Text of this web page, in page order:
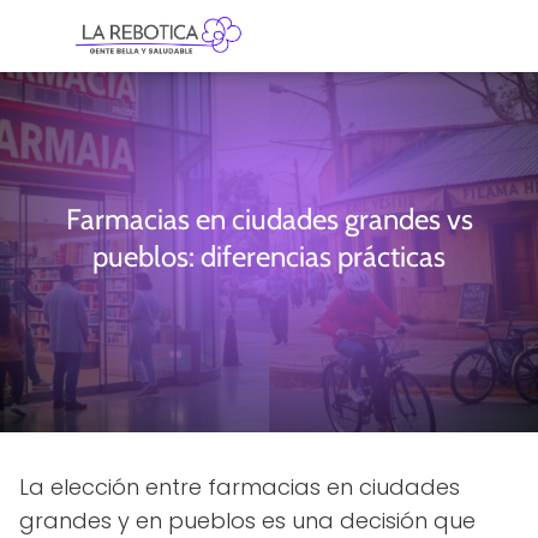
Farmacias en ciudades grandes vs
pueblos: diferencias prácticas
La elección entre farmacias en ciudades
grandes y en pueblos es una decisión que